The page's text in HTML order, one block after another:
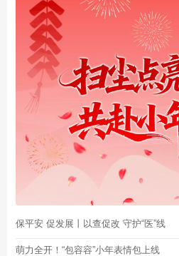
保平安 促发展丨以查促改 守护“医”线
萌力全开！“包容容”小年表情包上线